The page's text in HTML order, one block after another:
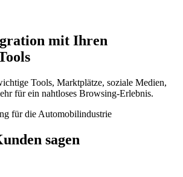
mit Ihren
Tools, Marktplätze, soziale Medien,
für ein nahtloses Browsing-Erlebnis.
für die Automobilindustrie
sagen